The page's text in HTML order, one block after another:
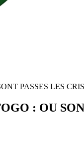
PASSES LES
: OU